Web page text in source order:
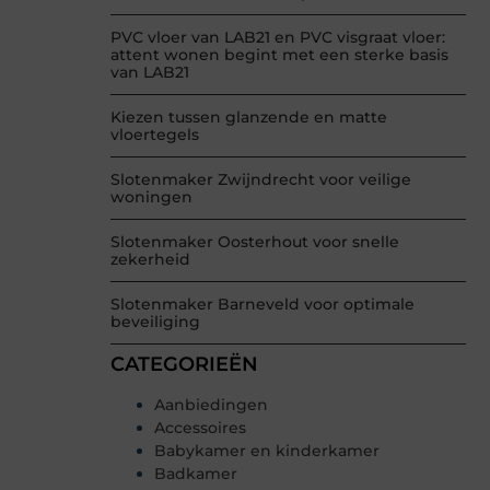
PVC vloer van LAB21 en PVC visgraat vloer:
attent wonen begint met een sterke basis
van LAB21
Kiezen tussen glanzende en matte
vloertegels
Slotenmaker Zwijndrecht voor veilige
woningen
Slotenmaker Oosterhout voor snelle
zekerheid
Slotenmaker Barneveld voor optimale
beveiliging
CATEGORIEËN
Aanbiedingen
Accessoires
Babykamer en kinderkamer
Badkamer